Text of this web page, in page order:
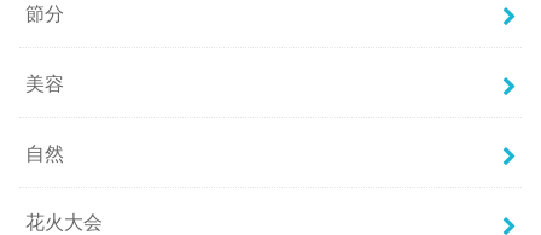
節分
美容
自然
花火大会